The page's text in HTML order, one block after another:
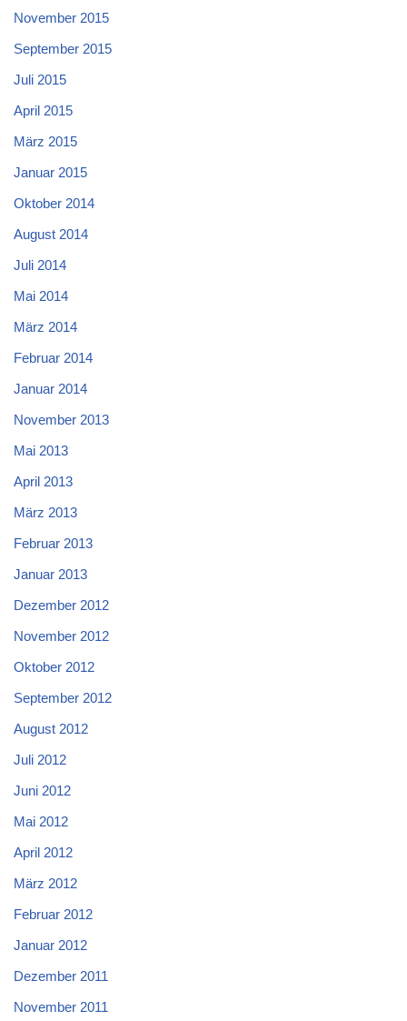
November 2015
September 2015
Juli 2015
April 2015
März 2015
Januar 2015
Oktober 2014
August 2014
Juli 2014
Mai 2014
März 2014
Februar 2014
Januar 2014
November 2013
Mai 2013
April 2013
März 2013
Februar 2013
Januar 2013
Dezember 2012
November 2012
Oktober 2012
September 2012
August 2012
Juli 2012
Juni 2012
Mai 2012
April 2012
März 2012
Februar 2012
Januar 2012
Dezember 2011
November 2011